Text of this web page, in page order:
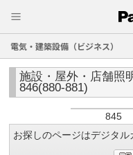
電気・建築設備（ビジネス）
施設・屋外・店舗照
846(880-881)
845
お探しのページはデジタル